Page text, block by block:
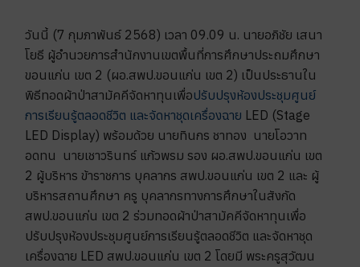
วันนี้ (7 กุมภาพันธ์ 2568) เวลา 09.09 น. นายอภิชัย เสนา
โยธี ผู้อำนวยการสำนักงานเขตพื้นที่การศึกษาประถมศึกษา
ขอนแก่น เขต 2 (ผอ.สพป.ขอนแก่น เขต 2) เป็นประธานใน
พิธีทอดผ้าป่าสามัคคีจัดหาทุนเพื่อปรับปรุงห้องประชุมศูนย์
การเรียนรู้ตลอดชีวิต และจัดหาชุดเครื่องฉาย LED (Stage
LED Display) พร้อมด้วย นายทินกร ชาทอง นายโอวาท
อดทน นายเชาวรินทร์ แก้วพรม รอง ผอ.สพป.ขอนแก่น เขต
2 ผู้บริหาร ข้าราชการ บุคลากร สพป.ขอนแก่น เขต 2 และ ผู้
บริหารสถานศึกษา ครู บุคลากรทางการศึกษาในสังกัด
สพป.ขอนแก่น เขต 2 ร่วมทอดผ้าป่าสามัคคีจัดหาทุนเพื่อ
ปรับปรุงห้องประชุมศูนย์การเรียนรู้ตลอดชีวิต และจัดหาชุด
เครื่องฉาย LED สพป.ขอนแก่น เขต 2 โดยมี พระครูสุวัฒน